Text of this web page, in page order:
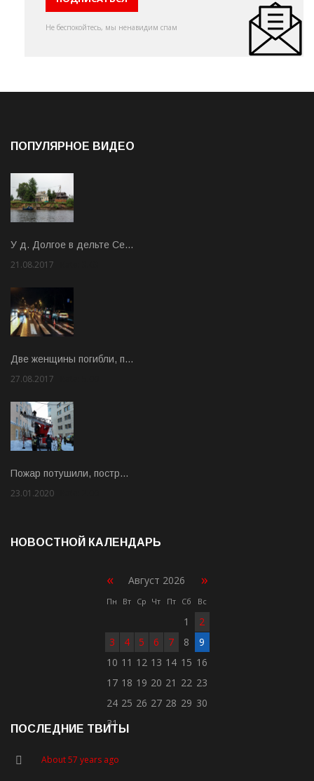
Не беспокойтесь, мы ненавидим спам
ПОПУЛЯРНОЕ ВИДЕО
У д. Долгое в дельте Се…
21.08.2017
Две женщины погибли, п…
27.08.2017
Пожар потушили, постр…
23.01.2020
НОВОСТНОЙ КАЛЕНДАРЬ
« Август 2026 »
Пн Вт Ср Чт Пт Сб Вс
1
2
3
4 5 6 7 8
9
10 11 12 13 14 15 16
17 18 19 20 21 22 23
24 25 26 27 28 29 30
31
ПОСЛЕДНИЕ ТВИТЫ
About 57 years ago